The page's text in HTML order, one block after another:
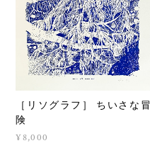
［リソグラフ］ ちいさな冒
険
¥8,000